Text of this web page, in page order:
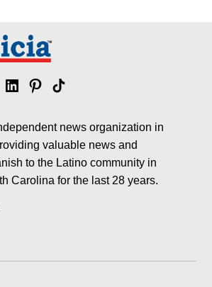
LinkedinPinterest
Tik
news organization in
valuable news and
to the Latino community in
Carolina for the last 28 years.